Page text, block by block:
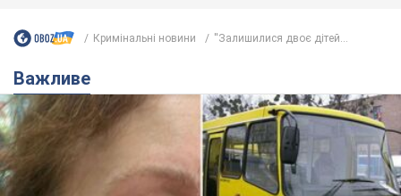
У Львові жінка спровокувала конфлікт,
розмовляючи російською мовою у маршрутці:
поліція склала адмінпротокол. Відео